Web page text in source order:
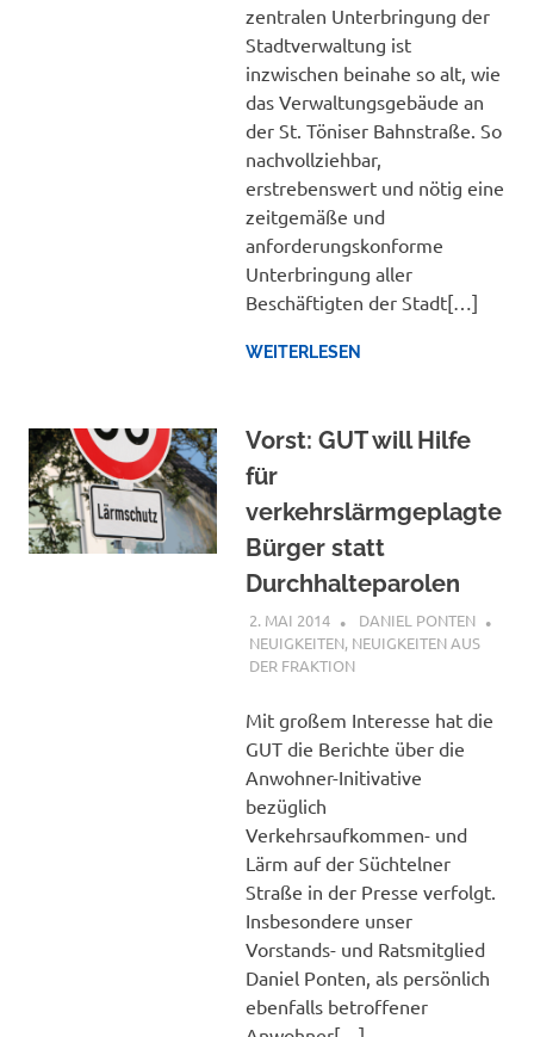
zentralen Unterbringung der
Stadtverwaltung ist
inzwischen beinahe so alt, wie
das Verwaltungsgebäude an
der St. Töniser Bahnstraße. So
nachvollziehbar,
erstrebenswert und nötig eine
zeitgemäße und
anforderungskonforme
Unterbringung aller
Beschäftigten der Stadt[…]
WEITERLESEN
Vorst: GUT will Hilfe
für
verkehrslärmgeplagte
Bürger statt
Durchhalteparolen
2. MAI 2014
DANIEL PONTEN
NEUIGKEITEN, NEUIGKEITEN AUS
DER FRAKTION
Mit großem Interesse hat die
GUT die Berichte über die
Anwohner-Initivative
bezüglich
Verkehrsaufkommen- und
Lärm auf der Süchtelner
Straße in der Presse verfolgt.
Insbesondere unser
Vorstands- und Ratsmitglied
Daniel Ponten, als persönlich
ebenfalls betroffener